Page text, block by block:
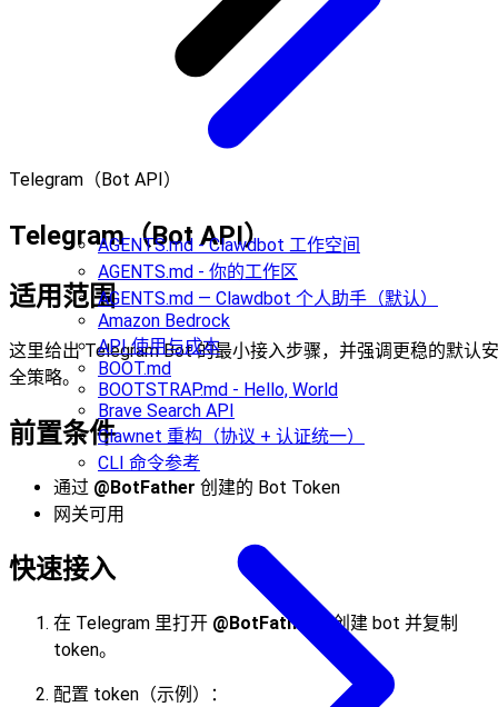
AGENTS.md - Clawdbot 工作空间
AGENTS.md - 你的工作区
AGENTS.md — Clawdbot 个人助手（默认）
Amazon Bedrock
API 使用与成本
BOOT.md
BOOTSTRAP.md - Hello, World
Brave Search API
Clawnet 重构（协议 + 认证统一）
CLI 命令参考
Telegram（Bot API）
Telegram（Bot API）
适用范围
这里给出 Telegram Bot 的最小接入步骤，并强调更稳的默认安
全策略。
前置条件
通过 @BotFather 创建的 Bot Token
网关可用
快速接入
在 Telegram 里打开 @BotFather
，创建 bot 并复制
token。
配置 token（示例）：